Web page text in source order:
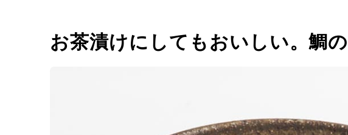
お茶漬けにしてもおいしい。鯛